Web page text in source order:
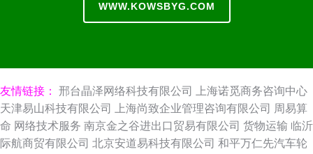
WWW.KOWSBYG.COM
友情链接： 邢台晶泽网络科技有限公司
上海诺觅商务咨询中心
天津易山科技有限公司
上海尚致企业管理咨询有限公司 周易算
命 网络技术服务 南京金之谷进出口贸易有限公司 货物运输 临沂
际航商贸有限公司 北京安道易科技有限公司 和平万仁先汽车轮